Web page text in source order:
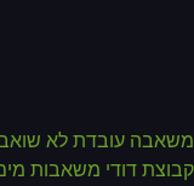
עובדת לא
דודי משאבות